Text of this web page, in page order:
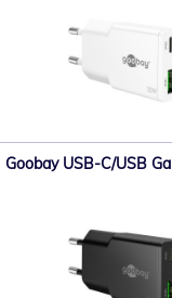
Goobay USB-C/USB